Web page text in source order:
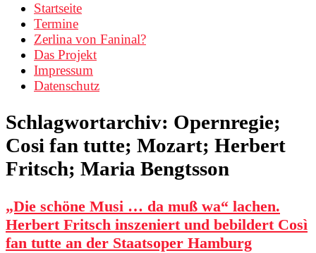
Startseite
Termine
Zerlina von Faninal?
Das Projekt
Impressum
Datenschutz
Schlagwortarchiv: Opernregie;
Cosi fan tutte; Mozart; Herbert
Fritsch; Maria Bengtsson
„Die schöne Musi … da muß wa“ lachen.
Herbert Fritsch inszeniert und bebildert Così
fan tutte an der Staatsoper Hamburg